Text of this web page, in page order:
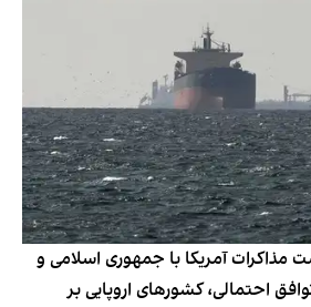
مذاکرات آمریکا با جمهوری اسلامی و
احتمالی، کشورهای اروپایی بر